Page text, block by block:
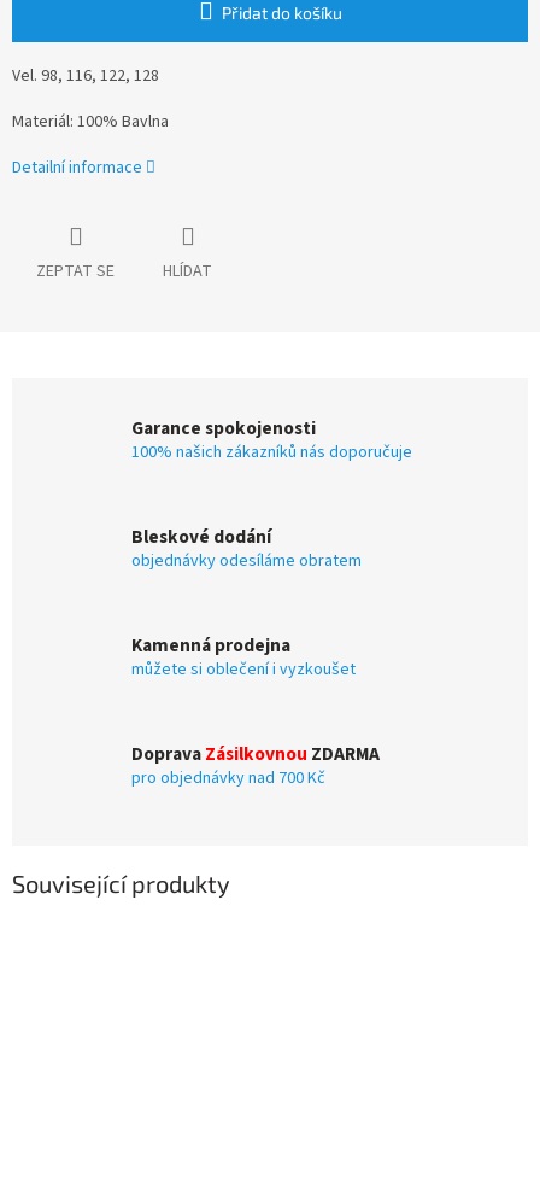
Přidat do košíku
Vel. 98, 116, 122, 128
Materiál: 100% Bavlna
Detailní informace
ZEPTAT SE HLÍDAT
Garance spokojenosti
100% našich zákazníků nás doporučuje
Bleskové dodání
objednávky odesíláme obratem
Kamenná prodejna
můžete si oblečení i vyzkoušet
DopravaZásilkovnou ZDARMA
pro objednávky nad 700 Kč
Související produkty